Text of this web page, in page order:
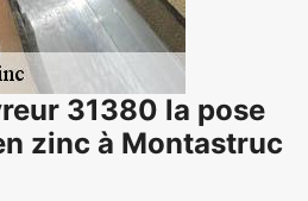
31380 la pose
zinc à Montastruc